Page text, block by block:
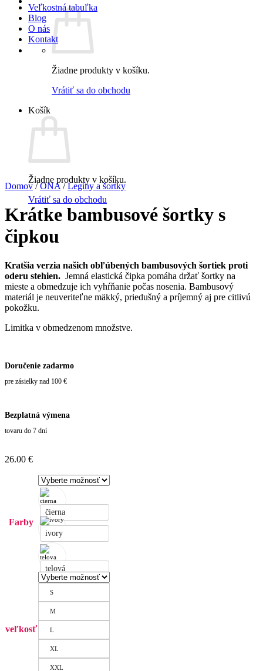
Žiadne produkty v košíku.
Vrátiť sa do obchodu
Košík
Žiadne produkty v košíku.
Vrátiť sa do obchodu
Veľkostná tabuľka
Blog
O nás
Kontakt
Domov / ONA / Legíny a šortky
Krátke bambusové šortky s
čipkou
Kratšia verzia našich obľúbených bambusových šortiek proti
oderu stehien. Jemná elastická čipka pomáha držať šortky na
mieste a obmedzuje ich vyhŕňanie počas nosenia. Bambusový
materiál je neuveriteľne mäkký, priedušný a príjemný aj pre citlivú
pokožku.
Limitka v obmedzenom množstve.
Doručenie zadarmo
pre zásielky nad 100 €
Bezplatná výmena
tovaru do 7 dní
26.00 €
Farby
čierna
ivory
telová
veľkosť
S
M
L
XL
XXL